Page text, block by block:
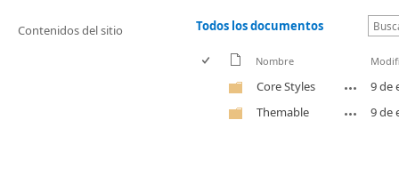
Contenidos del sitio Todos los documentos
Nombre
Core Styles
9 de
Themable
9 de